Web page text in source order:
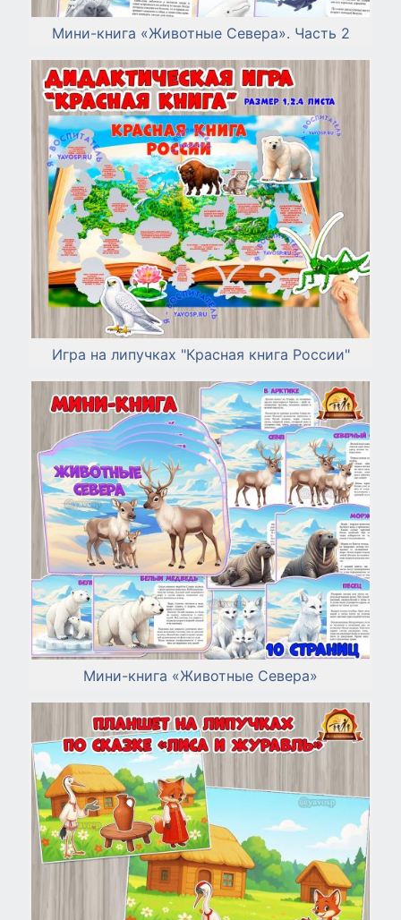
Мини-книга «Животные Севера». Часть 2
Игра на липучках "Красная книга России"
Мини-книга «Животные Севера»